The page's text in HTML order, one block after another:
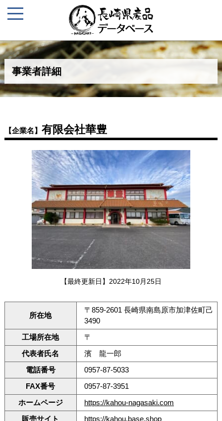
事業者詳細
【企業名】 有限会社華豊
【最終更新日】2022年10月25日
所在地
〒859-2601 長崎県南島原市加津佐町己
3490
工場所在地
〒
代表者氏名
濱 龍一郎
電話番号
0957-87-5033
FAX番号
0957-87-3951
ホームページ
https://kahou-nagasaki.com
販売サイト
https://kahou.base.shop